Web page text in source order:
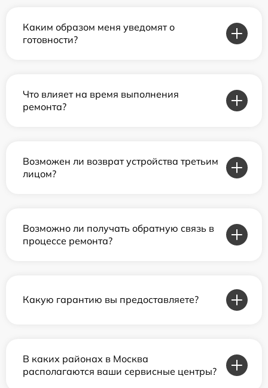
Каким образом меня уведомят о
готовности?
Что влияет на время выполнения
ремонта?
Возможен ли возврат устройства третьим
лицом?
Возможно ли получать обратную связь в
процессе ремонта?
Какую гарантию вы предоставляете?
В каких районах в Москва
располагаются ваши сервисные центры?